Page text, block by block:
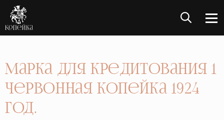
Марка для кредитования 1
червонная Копейка 1924
год.